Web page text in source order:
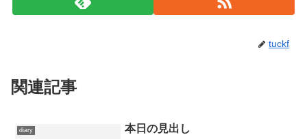
tuckf
関連記事
diary 本日の見出し